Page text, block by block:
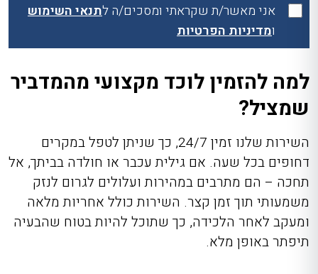
אני מאשר/ת שקראתי ומסכים/ה לתנאי השימוש
ומדיניות הפרטיות
למה להזמין לוכד מקצועי מהמדביר
שמציל?
השירות שלנו זמין 24/7, כך שניתן לטפל במקרים
דחופים בכל שעה. אם גילית עכבר או חולדה בביתך, אל
תחכה – הם מתרבים במהירות ועלולים לגרום לנזק
משמעותי תוך זמן קצר. השירות כולל אחריות מלאה
ומעקב לאחר הלכידה, כך שתוכל להיות בטוח שהבעיה
תיפתר באופן מלא.